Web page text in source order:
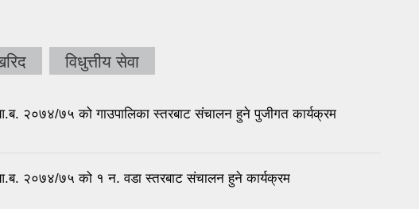
विधुत्तीय सेवा
२०७४/७५ को गाउपालिका स्तरबाट संचालन हुने पुजीगत कार्यक्रम
आ.ब. २०७४/७५ को १ न. वडा स्तरबाट संचालन हुने कार्यक्रम